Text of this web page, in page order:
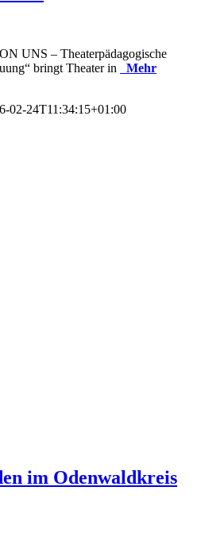
UNS – Theaterpädagogische
bringt Theater in
Mehr
02-24T11:34:15+01:00
im Odenwaldkreis